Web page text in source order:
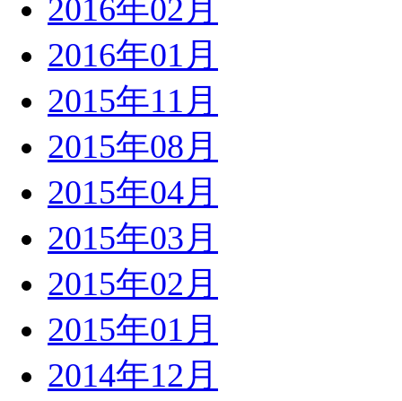
2016年02月
2016年01月
2015年11月
2015年08月
2015年04月
2015年03月
2015年02月
2015年01月
2014年12月